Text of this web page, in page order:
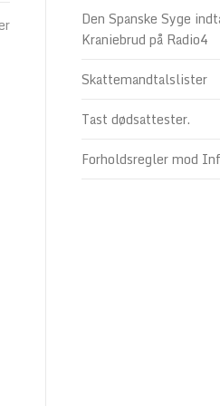
Den Spanske Syge
Kraniebrud på Radio4
Skattemandtalslister
Tast dødsattester.
Forholdsregler mod